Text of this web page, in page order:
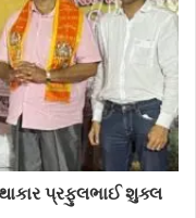
પ્રફુલભાઈ શુક્લ